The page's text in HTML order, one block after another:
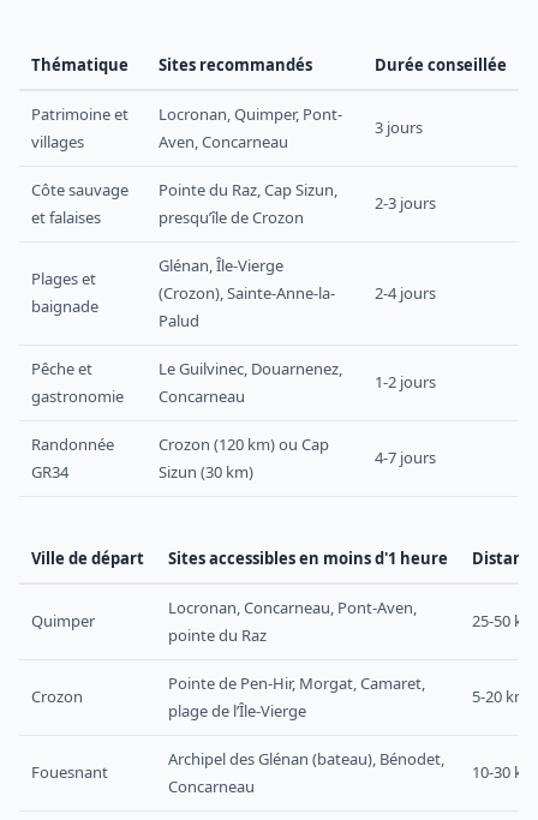
Thématique Sites recommandés Durée conseillée
Patrimoine et
villages
Locronan, Quimper, Pont-
Aven, Concarneau
3 jours
Côte sauvage
et falaises
Pointe du Raz, Cap Sizun,
presqu’île de Crozon
2-3 jours
Plages et
baignade
Glénan, Île-Vierge
(Crozon), Sainte-Anne-la-
Palud
2-4 jours
Pêche et
gastronomie
Le Guilvinec, Douarnenez,
Concarneau
1-2 jours
Randonnée
GR34
Crozon (120 km) ou Cap
Sizun (30 km)
4-7 jours
Ville de départ Sites accessibles en moins d'1 heure
Quimper
Locronan, Concarneau, Pont-Aven,
pointe du Raz
25-50 km
Crozon
Pointe de Pen-Hir, Morgat, Camaret,
plage de l’Île-Vierge
5-20 km
Fouesnant
Archipel des Glénan (bateau), Bénodet,
Concarneau
10-30 km